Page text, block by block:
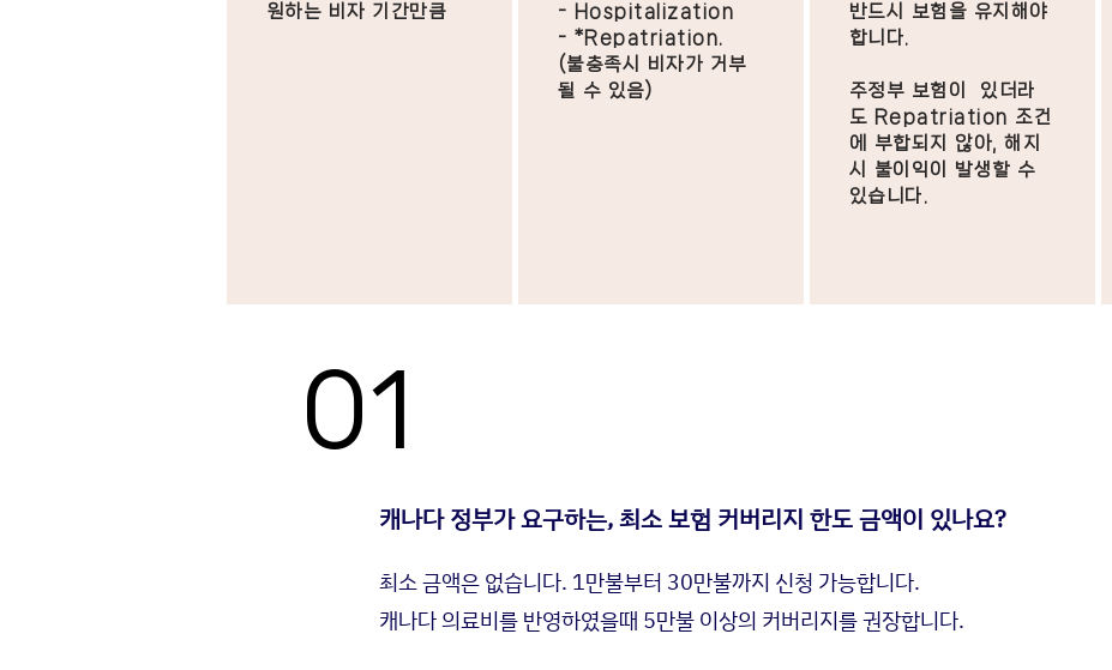
원하는 비자 기간만큼​​​​​​​​​​
- Hospitalization
- *Repatriation.
(불충족시 비자가 거부
될 수 있음)​​​​​​​
반드시 보험을 유지해야
합니다.
주정부 보험이 있더라
도 Repatriation 조건
에 부합되지 않아, 해지
시 불이익이 발생할 수
있습니다.​​​
01
캐나다 정부가 요구하는, 최소 보험 커버리지 한도 금액이 있나요?
최소 금액은 없습니다. 1만불부터 30만불까지 신청 가능합니다.
캐나다 의료비를 반영하였을때 5만불 이상의 커버리지를 권장합니다.